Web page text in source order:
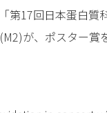
17回日本蛋白質
が、ポスター